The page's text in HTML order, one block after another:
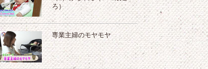
ろ）
専業主婦のモヤモヤ